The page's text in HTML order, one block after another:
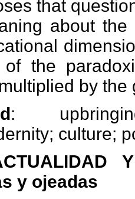
that
about
the
by
:
culture;
y ojeadas